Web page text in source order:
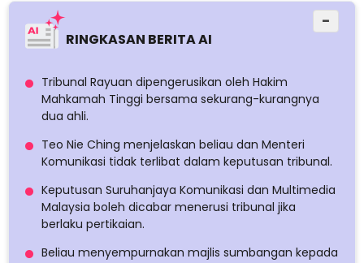
RINGKASAN BERITA AI
−
Tribunal Rayuan dipengerusikan oleh Hakim
Mahkamah Tinggi bersama sekurang-kurangnya
dua ahli.
Teo Nie Ching menjelaskan beliau dan Menteri
Komunikasi tidak terlibat dalam keputusan tribunal.
Keputusan Suruhanjaya Komunikasi dan Multimedia
Malaysia boleh dicabar menerusi tribunal jika
berlaku pertikaian.
Beliau menyempurnakan majlis sumbangan kepada